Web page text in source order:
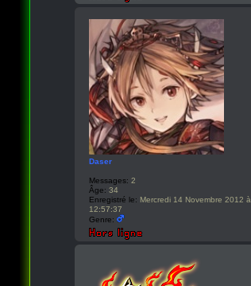
Daser
Messages: 2
Âge: 34
Enregistré le: Mercredi 14 Novembre 2012 à
12:57:37
Genre: